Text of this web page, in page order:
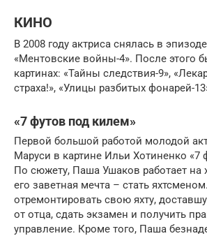
КИНО
В 2008 году актриса снялась в
«Ментовские войны-4». После этого
картинах: «Тайны следствия-9»,
страха!», «Улицы разбитых фонарей-
«7 футов под килем»
Первой большой работой молодой
Маруси в картине Ильи Хотиненко «7
По сюжету, Паша Ушаков работает на
его заветная мечта – стать
отремонтировать свою яхту,
от отца, сдать экзамен и получить
управление. Кроме того, Паша